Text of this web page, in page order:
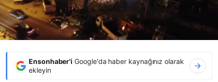
Ensonhaber'i Google'da haber kaynağınız olarak
ekleyin